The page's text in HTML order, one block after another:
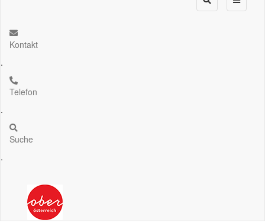
Kontakt
.
Telefon
.
Suche
.